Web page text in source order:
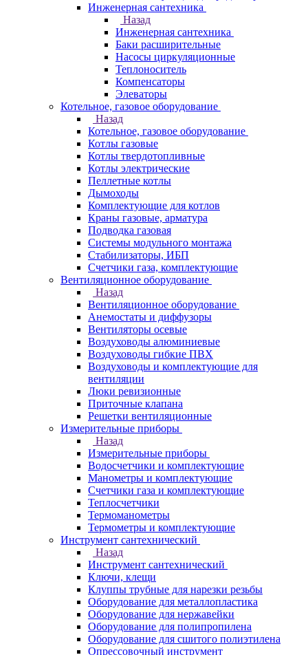
Инженерная сантехника
Назад
Инженерная сантехника
Баки расширительные
Насосы циркуляционные
Теплоноситель
Компенсаторы
Элеваторы
Котельное, газовое оборудование
Назад
Котельное, газовое оборудование
Котлы газовые
Котлы твердотопливные
Котлы электрические
Пеллетные котлы
Дымоходы
Комплектующие для котлов
Краны газовые, арматура
Подводка газовая
Системы модульного монтажа
Стабилизаторы, ИБП
Счетчики газа, комплектующие
Вентиляционное оборудование
Назад
Вентиляционное оборудование
Анемостаты и диффузоры
Вентиляторы осевые
Воздуховоды алюминиевые
Воздуховоды гибкие ПВХ
Воздуховоды и комплектующие для
вентиляции
Люки ревизионные
Приточные клапана
Решетки вентиляционные
Измерительные приборы
Назад
Измерительные приборы
Водосчетчики и комплектующие
Манометры и комплектующие
Счетчики газа и комплектующие
Теплосчетчики
Термоманометры
Термометры и комплектующие
Инструмент сантехнический
Назад
Инструмент сантехнический
Ключи, клещи
Клуппы трубные для нарезки резьбы
Оборудование для металлопластика
Оборудование для нержавейки
Оборудование для полипропилена
Оборудование для сшитого полиэтилена
Опрессовочный инструмент